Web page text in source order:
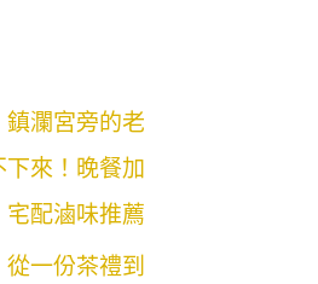
瀾宮旁的老
來！晚餐加
配滷味推薦
一份茶禮到